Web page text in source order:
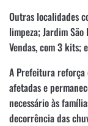
Outras localidades
limpeza; Jardim
Vendas, com 3 kits;
A Prefeitura reforça
afetadas e
necessário às
decorrência das